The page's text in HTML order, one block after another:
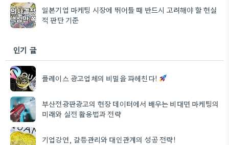
일본기업 마케팅 시장에 뛰어들 때 반드시 고려해야 할 현실
적 판단 기준
인기 글
플레이스 광고업체의 비밀을 파헤친다!
부산전광판광고의 현장 데이터에서 배우는 비대면 마케팅의
미래와 실전 활용법과 전략
기업강연, 갈등관리와 대인관계의 성공 전략!